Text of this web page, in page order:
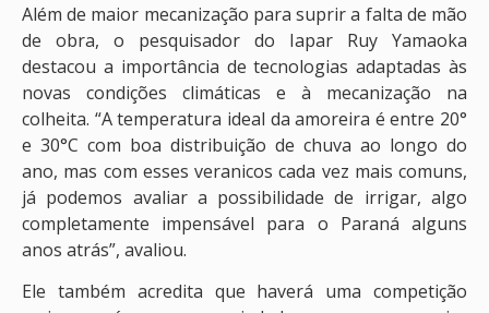
Além de maior mecanização para suprir a falta de mão
de obra, o pesquisador do Iapar Ruy Yamaoka
destacou a importância de tecnologias adaptadas às
novas condições climáticas e à mecanização na
colheita. “A temperatura ideal da amoreira é entre 20°
e 30°C com boa distribuição de chuva ao longo do
ano, mas com esses veranicos cada vez mais comuns,
já podemos avaliar a possibilidade de irrigar, algo
completamente impensável para o Paraná alguns
anos atrás”, avaliou.
Ele também acredita que haverá uma competição